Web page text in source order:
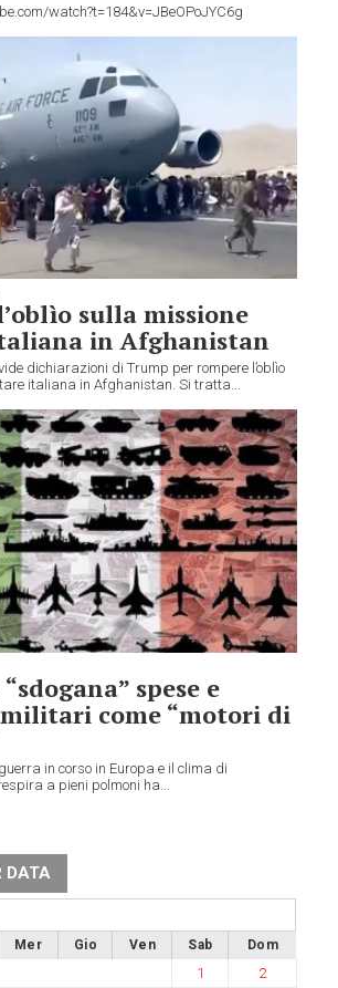
watch?t=184&v=JBeOPoJYC6g
sulla missione
in Afghanistan
dichiarazioni di Trump per rompere l’oblìo
italiana in Afghanistan. Si tratta...
spese e
come “motori di
in corso in Europa e il clima di
a pieni polmoni ha...
DATA
Mer Gio Ven Sab Dom
1
2